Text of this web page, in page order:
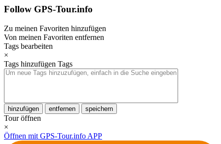
Follow GPS-Tour.info
Zu meinen Favoriten hinzufügen
Von meinen Favoriten entfernen
Tags bearbeiten
×
Tags hinzufügen Tags
hinzufügen entfernen speichern
Tour öffnen
×
Öffnen mit GPS-Tour.info APP